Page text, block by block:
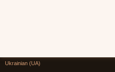
Ukrainian (UA)